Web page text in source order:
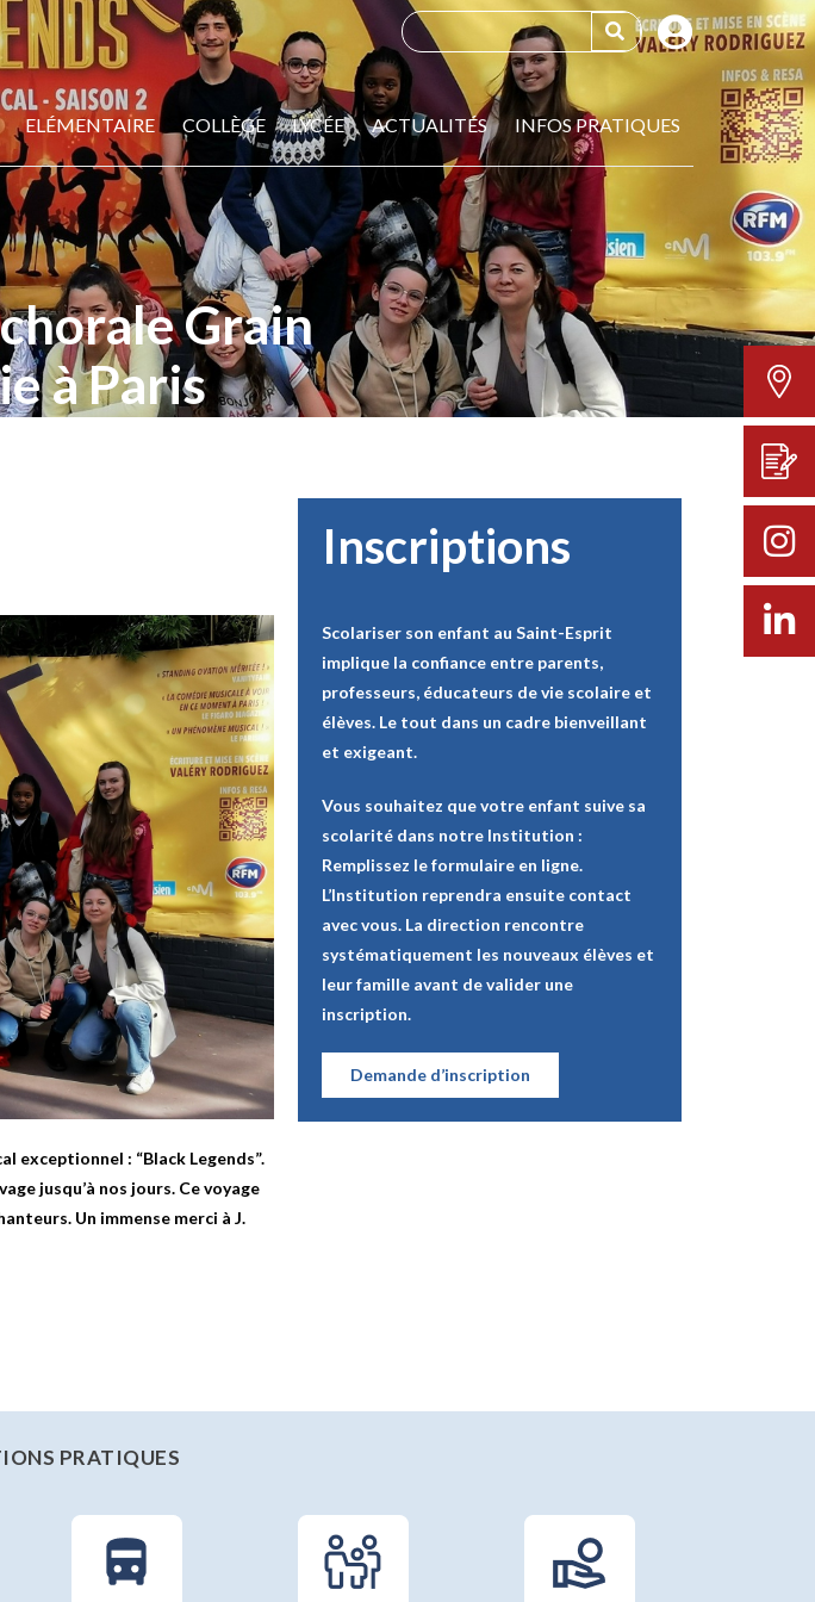
ELÉMENTAIRE COLLÈGE LYCÉE ACTUALITÉS INFOS PRATIQUES
Grain
à Paris
exceptionnel : “Black Legends”.
jusqu’à nos jours. Ce voyage
Un immense merci à J.
Inscriptions
Scolariser son enfant au Saint-Esprit
implique la confiance entre parents,
professeurs, éducateurs de vie scolaire et
élèves. Le tout dans un cadre bienveillant
et exigeant.
Vous souhaitez que votre enfant suive sa
scolarité dans notre Institution :
Remplissez le formulaire en ligne.
L’Institution reprendra ensuite contact
avec vous. La direction rencontre
systématiquement les nouveaux élèves et
leur famille avant de valider une
inscription.
Demande d’inscription
PRATIQUES